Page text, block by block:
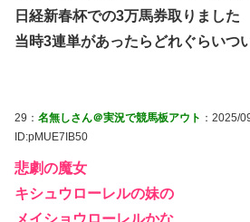
日経新春杯での3万馬券取りました
当時3連単があったらどれぐらいつ
29： 名無しさん＠実況で競馬板アウト ：2025/
ID:pMUE7IB50
悲劇の魔女
キシュウローレルの妹の
メイショウローレルかな